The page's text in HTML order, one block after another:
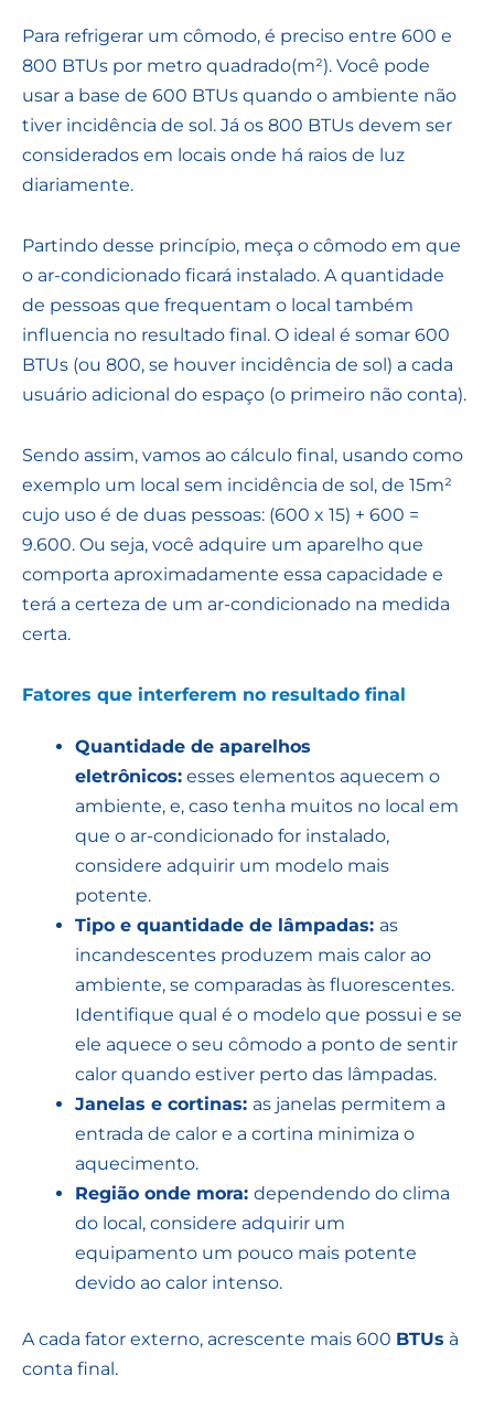
Para refrigerar um cômodo, é preciso entre 600 e
800 BTUs por metro quadrado(m²). Você pode
usar a base de 600 BTUs quando o ambiente não
tiver incidência de sol. Já os 800 BTUs devem ser
considerados em locais onde há raios de luz
diariamente.
Partindo desse princípio, meça o cômodo em que
o ar-condicionado ficará instalado. A quantidade
de pessoas que frequentam o local também
influencia no resultado final. O ideal é somar 600
BTUs (ou 800, se houver incidência de sol) a cada
usuário adicional do espaço (o primeiro não conta).
Sendo assim, vamos ao cálculo final, usando como
exemplo um local sem incidência de sol, de 15m²
cujo uso é de duas pessoas: (600 x 15) + 600 =
9.600. Ou seja, você adquire um aparelho que
comporta aproximadamente essa capacidade e
terá a certeza de um ar-condicionado na medida
certa.
Fatores que interferem no resultado final
Quantidade de aparelhos
eletrônicos: esses elementos aquecem o
ambiente, e, caso tenha muitos no local em
que o ar-condicionado for instalado,
considere adquirir um modelo mais
potente.
Tipo e quantidade de lâmpadas: as
incandescentes produzem mais calor ao
ambiente, se comparadas às fluorescentes.
Identifique qual é o modelo que possui e se
ele aquece o seu cômodo a ponto de sentir
calor quando estiver perto das lâmpadas.
Janelas e cortinas: as janelas permitem a
entrada de calor e a cortina minimiza o
aquecimento.
Região onde mora: dependendo do clima
do local, considere adquirir um
equipamento um pouco mais potente
devido ao calor intenso.
A cada fator externo, acrescente mais 600 BTUs à
conta final.